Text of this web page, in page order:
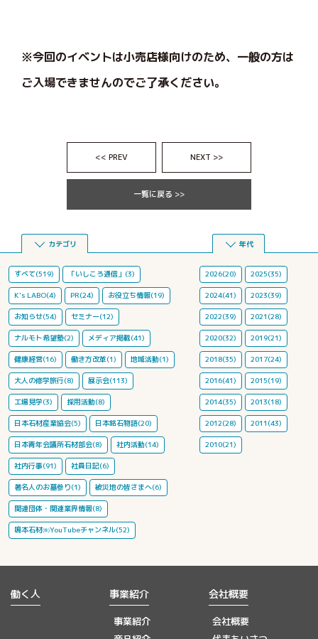
※今回のイベントは小売店様向けのため、一般の方は
ご入場できませんのでご了承ください。
<< PREV NEXT >>
一覧に戻る >>
カテゴリ
すべて(519) 「いしころ通信」(3)
K's LABO(4) PR(24) お役立ち情報(19)
お知らせ(54) セミナー(12)
ナルモト希望塾(2) メディア掲載(41)
健康経営(16) 働き方改革(1) 地域活動(1)
大人の修学旅行(8) 展示会(113)
工場見学(3) 採用活動(8)
日本石材産業協会(5) 日本銘石物語(20)
日本青年会議所石材部会(8) 社内活動(14)
社内行事(91) 社員日記(6)
著名人のお墓参り(1) 被災地の皆さまへ(6)
関連団体・関連業界情報(8)
鳴本石材㈱YouTubeチャンネル(52)
年代
2026(20) 2025(35)
2024(41) 2023(39)
2022(39) 2021(28)
2020(32) 2019(21)
2018(35) 2017(24)
2016(41) 2015(19)
2014(35) 2013(18)
2012(28) 2011(43)
2010(21)
働く人 事業紹介
事業紹介
会社概要
会社概要